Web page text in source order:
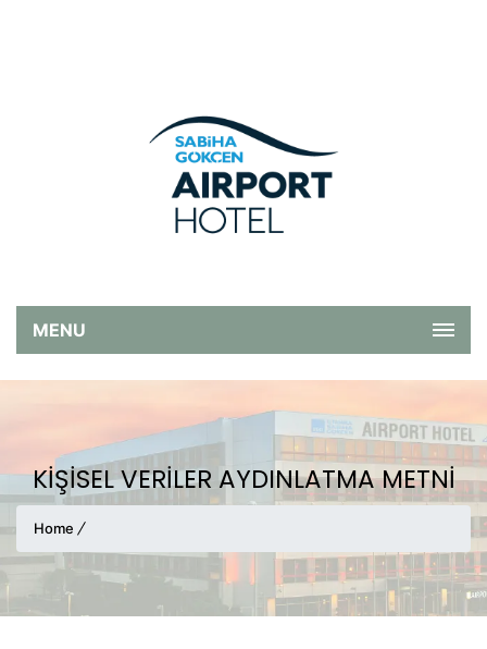
MENU
KİŞİSEL VERİLER AYDINLATMA METNİ
Home